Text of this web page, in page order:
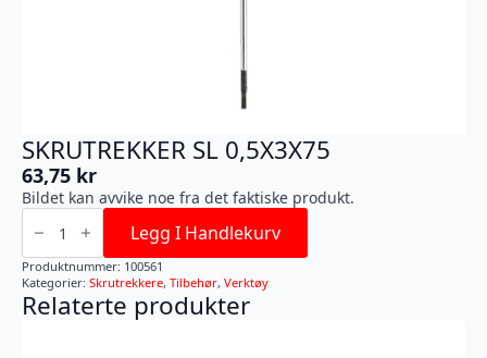
SKRUTREKKER SL 0,5X3X75
63,75 kr
Bildet kan avvike noe fra det faktiske produkt.
SKRUTREKKER
SL
0,5X3X75
antall
Legg I Handlekurv
Produktnummer: 100561
Kategorier: Skrutrekkere, Tilbehør, Verktøy
Relaterte produkter